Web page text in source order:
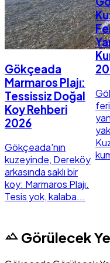
Gökçeada
Marmaros Plajı:
Tessissiz Doğal
Koy Rehberi
2026
Gökçeada'nın
kuzeyinde, Dereköy
arkasında saklı bir
koy: Marmaros Plajı.
Tesis yok, kalaba...
landscape Görülecek